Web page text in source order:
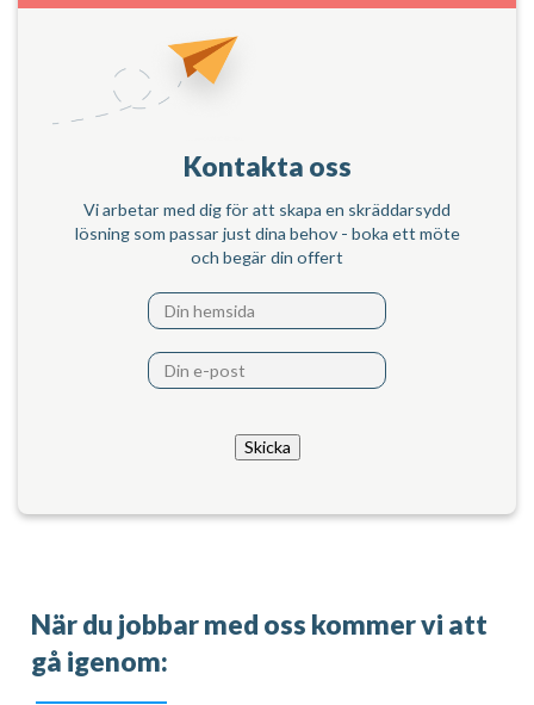
Kontakta oss
Vi arbetar med dig för att skapa en skräddarsydd
lösning som passar just dina behov - boka ett möte
och begär din offert
Skicka
När du jobbar med oss kommer vi att
gå igenom: